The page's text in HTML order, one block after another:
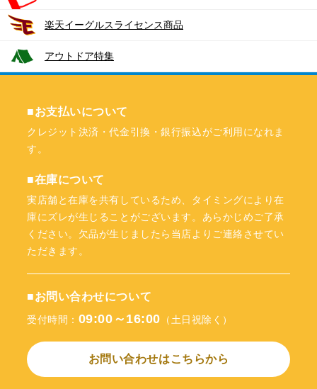
楽天イーグルスライセンス商品
アウトドア特集
■お支払いについて
クレジット決済・代金引換・銀行振込がご利用になれま
す。
■在庫について
実店舗と在庫を共有しているため、タイミングにより在
庫にズレが生じることがございます。あらかじめご了承
ください。欠品が生じましたら当店よりご連絡させてい
ただきます。
■お問い合わせについて
受付時間： 09:00～16:00 （土日祝除く）
お問い合わせはこちらから